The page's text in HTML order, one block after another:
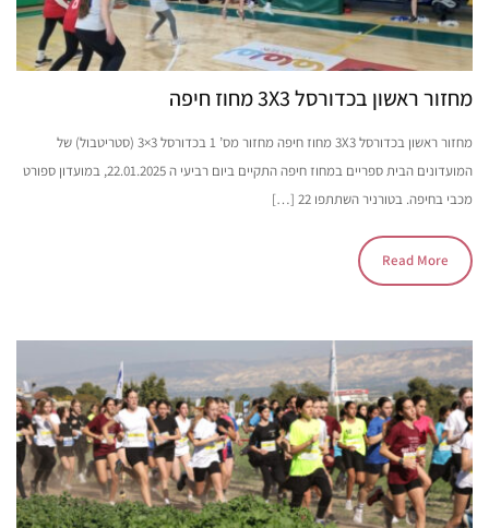
מחזור ראשון בכדורסל 3X3 מחוז חיפה
מחזור ראשון בכדורסל 3X3 מחוז חיפה מחזור מס’ 1 בכדורסל 3×3 (סטריטבול) של
המועדונים הבית ספריים במחוז חיפה התקיים ביום רביעי ה 22.01.2025, במועדון ספורט
מכבי בחיפה. בטורניר השתתפו 22 […]
Read More